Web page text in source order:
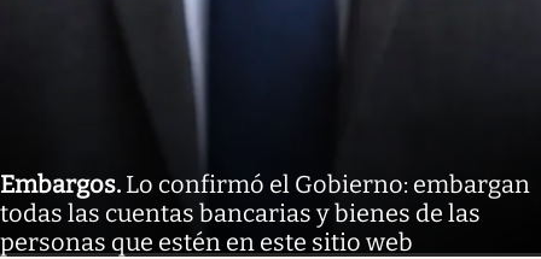
Embargos. Lo confirmó el Gobierno: embargan
todas las cuentas bancarias y bienes de las
personas que estén en este sitio web